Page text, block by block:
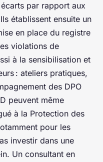
par rapport aux
établissent ensuite un
en place du registre
violations de
à la sensibilisation et
: ateliers pratiques,
des DPO
peuvent même
à la Protection des
pour les
investir dans une
Un consultant en